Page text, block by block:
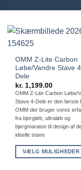
OMM Z-Lite Carbon
Løbe/Vandre Stave
Dele
kr. 1,199.00
OMM Z-Lite Carbon Løbe/
Stave 4-Dele er den første
OMM der bruger vores
fra bjergløb, ultraløb og
bjergmaraton til design af
ideelle stave
VÆLG MULIGHEDER